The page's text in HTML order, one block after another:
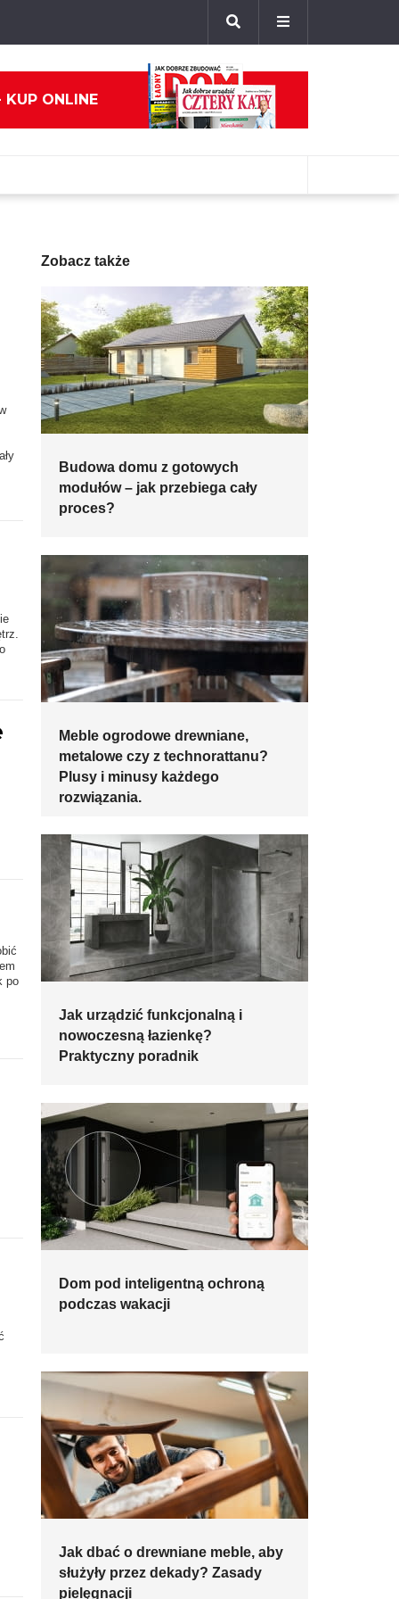
KUP ONLINE
po
Zobacz także
Budowa domu z gotowych
modułów – jak przebiega cały
proces?
Meble ogrodowe drewniane,
metalowe czy z technorattanu?
Plusy i minusy każdego
rozwiązania.
Jak urządzić funkcjonalną i
nowoczesną łazienkę?
Praktyczny poradnik
Dom pod inteligentną ochroną
podczas wakacji
Jak dbać o drewniane meble, aby
służyły przez dekady? Zasady
pielęgnacji